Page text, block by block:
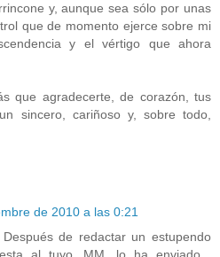
y, aunque sea sólo por unas
que de momento ejerce sobre mi
y el vértigo que ahora
que agradecerte, de corazón, tus
sincero, cariñoso y, sobre todo,
de 2010 a las 0:21
de redactar un estupendo